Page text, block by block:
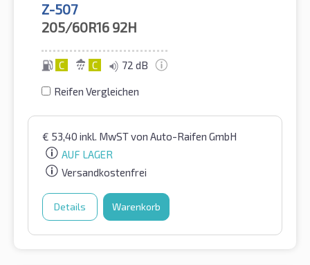
Z-507
205/60R16 92H
C C 72 dB
Reifen Vergleichen
€ 53,40 inkl. MwSTvon Auto-Raifen GmbH
AUF LAGER
Versandkostenfrei
Details Warenkorb